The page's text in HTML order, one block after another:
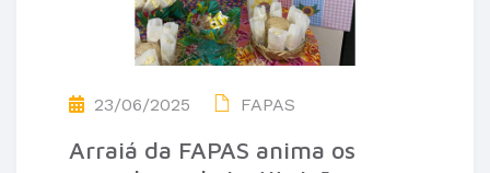
23/06/2025 FAPAS
Arraiá da FAPAS anima os